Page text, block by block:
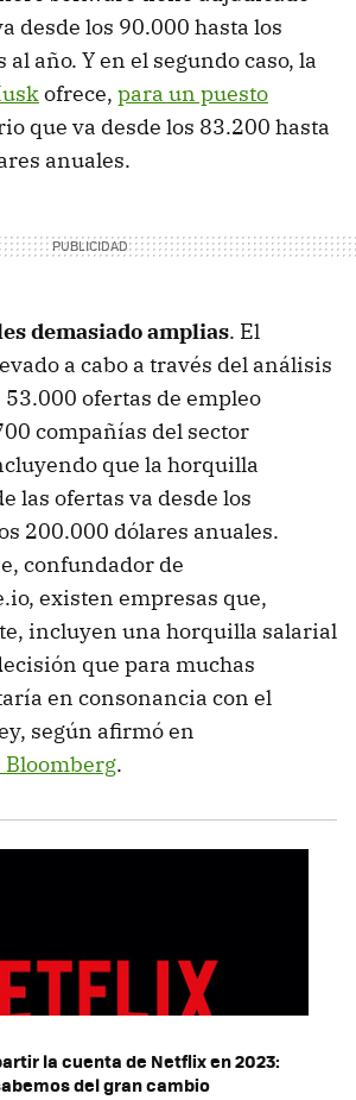
desde los 90.000 hasta los
año. Y en el segundo caso, la
ofrece, para un puesto
que va desde los 83.200 hasta
anuales.
demasiado amplias. El
a cabo a través del análisis
ofertas de empleo
compañías del sector
que la horquilla
las ofertas va desde los
200.000 dólares anuales.
confundador de
existen empresas que,
incluyen una horquilla salarial
que para muchas
en consonancia con el
según afirmó en
Bloomberg.
la cuenta de Netflix en 2023:
del gran cambio